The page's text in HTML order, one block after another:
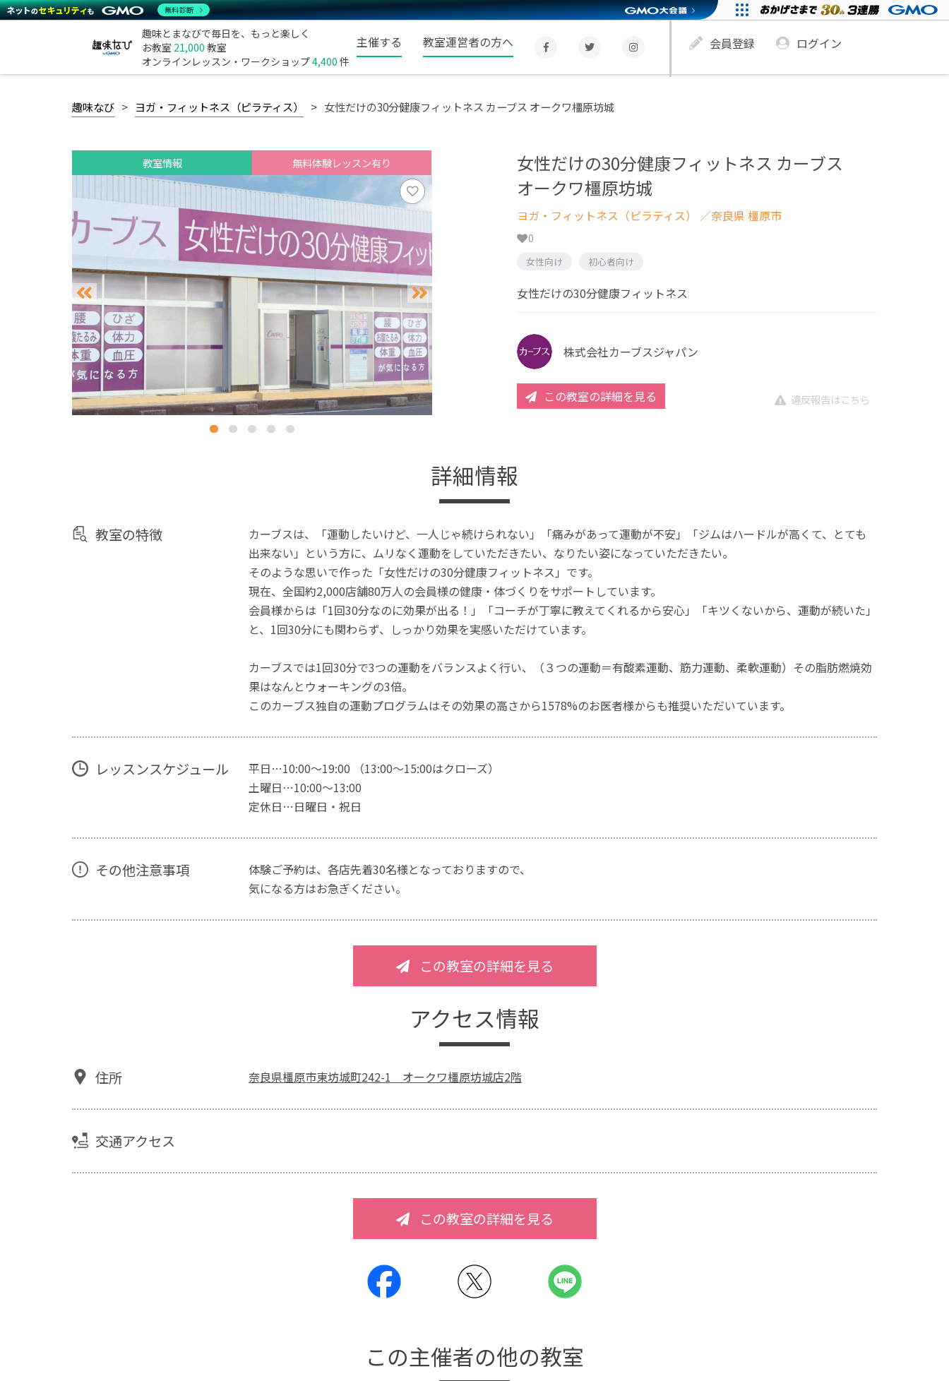
趣味とまなびで毎日を、もっと楽しく
お教室 21,000 教室
オンラインレッスン・ワークショップ4,400 件
主催する 教室運営者の方へ 会員登録 ログイン
趣味なび ヨガ・フィットネス（ピラティス） 女性だけの30分健康フィットネス カーブス オークワ橿原坊城
教室情報 無料体験レッスン有り
女性だけの30分健康フィットネス カーブス
オークワ橿原坊城
ヨガ・フィットネス（ピラティス） ／奈良県 橿原市
0
女性向け 初心者向け
女性だけの30分健康フィットネス
株式会社カーブスジャパン
この教室の詳細を見る 違反報告はこちら
詳細情報
教室の特徴
カーブスは、「運動したいけど、一人じゃ続けられない」「痛みがあって運動が不安」「ジムはハードルが高くて、とても
出来ない」という方に、ムリなく運動をしていただきたい、なりたい姿になっていただきたい。
そのような思いで作った「女性だけの30分健康フィットネス」です。
現在、全国約2,000店舗80万人の会員様の健康・体づくりをサポートしています。
会員様からは「1回30分なのに効果が出る！」「コーチが丁寧に教えてくれるから安心」「キツくないから、運動が続いた」
と、1回30分にも関わらず、しっかり効果を実感いただけています。
カーブスでは1回30分で3つの運動をバランスよく行い、（３つの運動＝有酸素運動、筋力運動、柔軟運動）その脂肪燃焼効
果はなんとウォーキングの3倍。
このカーブス独自の運動プログラムはその効果の高さから1578%のお医者様からも推奨いただいています。
レッスンスケジュール
平日…10:00～19:00 （13:00～15:00はクローズ）
土曜日…10:00～13:00
定休日…日曜日・祝日
その他注意事項
体験ご予約は、各店先着30名様となっておりますので、
気になる方はお急ぎください。
この教室の詳細を見る
アクセス情報
住所 奈良県橿原市東坊城町242-1 オークワ橿原坊城店2階
交通アクセス
この教室の詳細を見る
この主催者の他の教室
無料診断